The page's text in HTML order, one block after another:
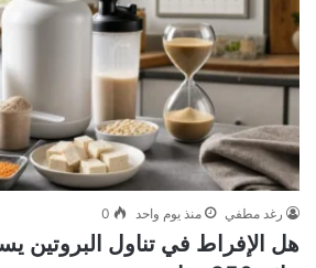
رغد مطفي منذ يوم واحد 0
هل الإفراط في تناول البروتين